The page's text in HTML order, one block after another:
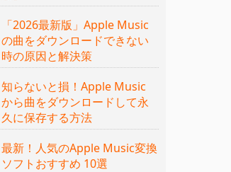
「2026最新版」Apple Music
の曲をダウンロードできない
時の原因と解決策
知らないと損！Apple Music
から曲をダウンロードして永
久に保存する方法
最新！人気のApple Music変換
ソフトおすすめ 10選